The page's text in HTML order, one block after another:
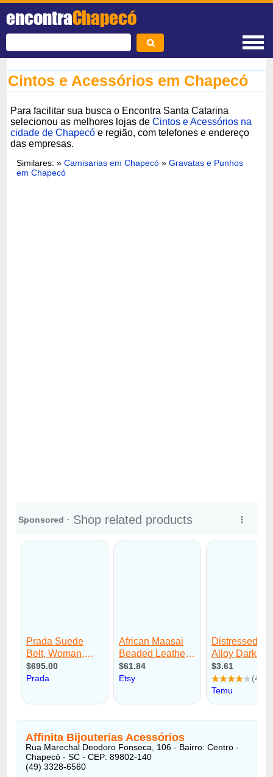
encontraChapecó
Cintos e Acessórios em Chapecó
Para facilitar sua busca o Encontra Santa Catarina
selecionou as melhores lojas deCintos e Acessórios na
cidade de Chapecó e região, com telefones e endereço
das empresas.
Similares: »Camisarias em Chapecó »Gravatas e Punhos
em Chapecó
Affinita Bijouterias Acessórios
Rua Marechal Deodoro Fonseca, 106 - Bairro: Centro -
Chapecó - SC - CEP: 89802-140
(49) 3328-6560